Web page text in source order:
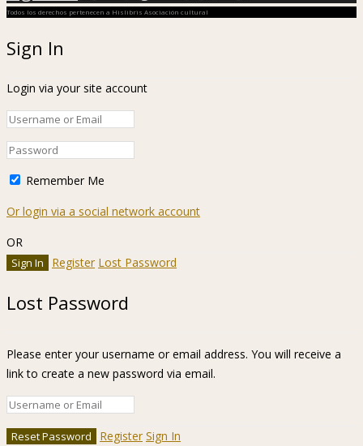
Todos los derechos pertenecen a Hislibris Asociación cultural
Sign In
Login via your site account
Remember Me
Or login via a social network account
OR
Register Lost Password
Lost Password
Please enter your username or email address. You will receive a
link to create a new password via email.
Register Sign In